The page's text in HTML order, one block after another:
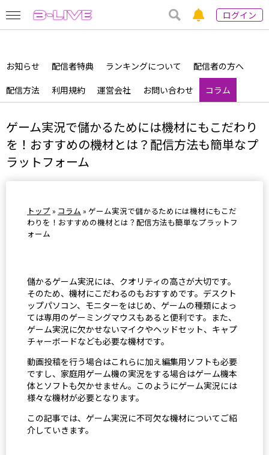
ログイン
お知らせ 配信者特典 ランキングについて
配信者の方へ
配信方法
利用規約 運営会社 お問い合わせ コラム
ゲーム実況で儲かるためには機材にもこだわり
を！おすすめの機材とは？配信方法も簡単なプ
ラットフォーム
トップ » コラム » ゲーム実況で儲かるためには機材にもこだ
わりを！おすすめの機材とは？配信方法も簡単なプラットフ
ォーム
儲かるゲーム実況には、クオリティの高さが大切です。
そのため、機材にこだわるのもおすすめです。デスクト
ップパソコン、モニターをはじめ、ゲームの種類によっ
ては専用のゲーミングマウスもあると便利です。また、
ゲーム実況に欠かせないマイクやヘッドセット、キャプ
チャーボードなども必要な機材です。
動画投稿を行う場合はこれらに加え編集用ソフトも必要
ですし、家庭用ゲーム機の実況をする場合はゲーム機本
体とソフトも欠かせません。このようにゲーム実況には
様々な機材が必要となります。
この記事では、ゲーム実況に不可欠な機材についてご紹
介していきます。